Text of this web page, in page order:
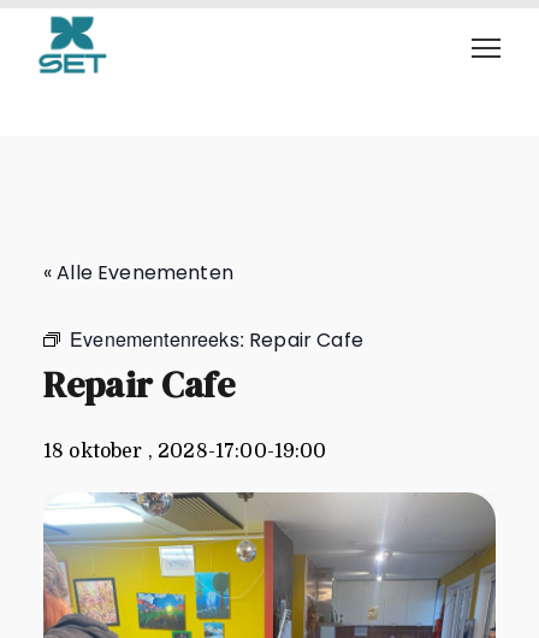
Repair Cafe
« Alle Evenementen
Evenementenreeks: Repair Cafe
Repair Cafe
18 oktober , 2028-17:00-19:00